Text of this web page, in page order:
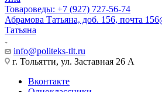
Товароведы: +7 (927) 727-56-74
Абрамова Татьяна, доб. 156, почта
Татьяна
info@politeks-tlt.ru
г. Тольятти, ул. Заставная 26 А
Вконтакте